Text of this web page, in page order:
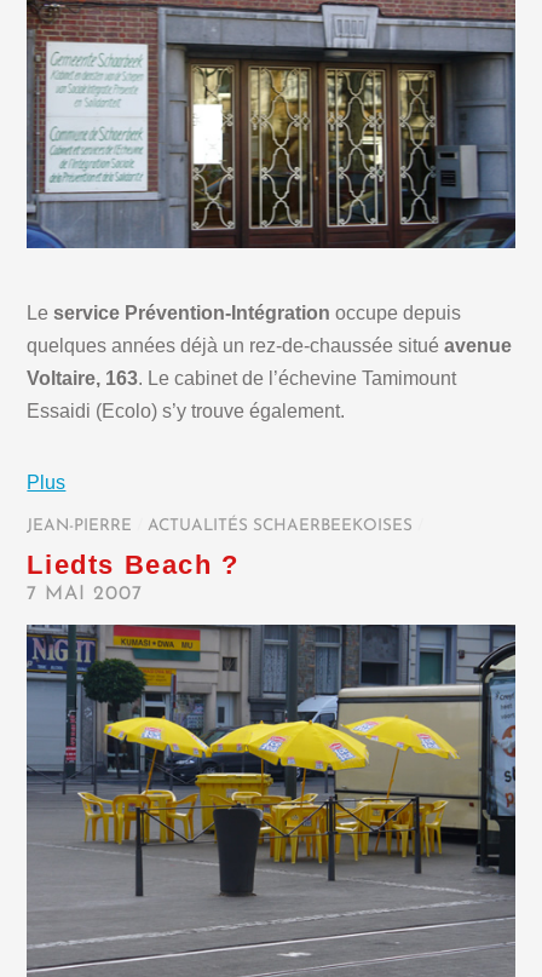
Leservice Prévention-Intégration occupe depuis
quelques années déjà un rez-de-chaussée situéavenue
Voltaire, 163. Le cabinet de l’échevine Tamimount
Essaidi (Ecolo) s’y trouve également.
Plus
JEAN-PIERRE ACTUALITÉS SCHAERBEEKOISES
Liedts Beach ?
7 MAI 2007